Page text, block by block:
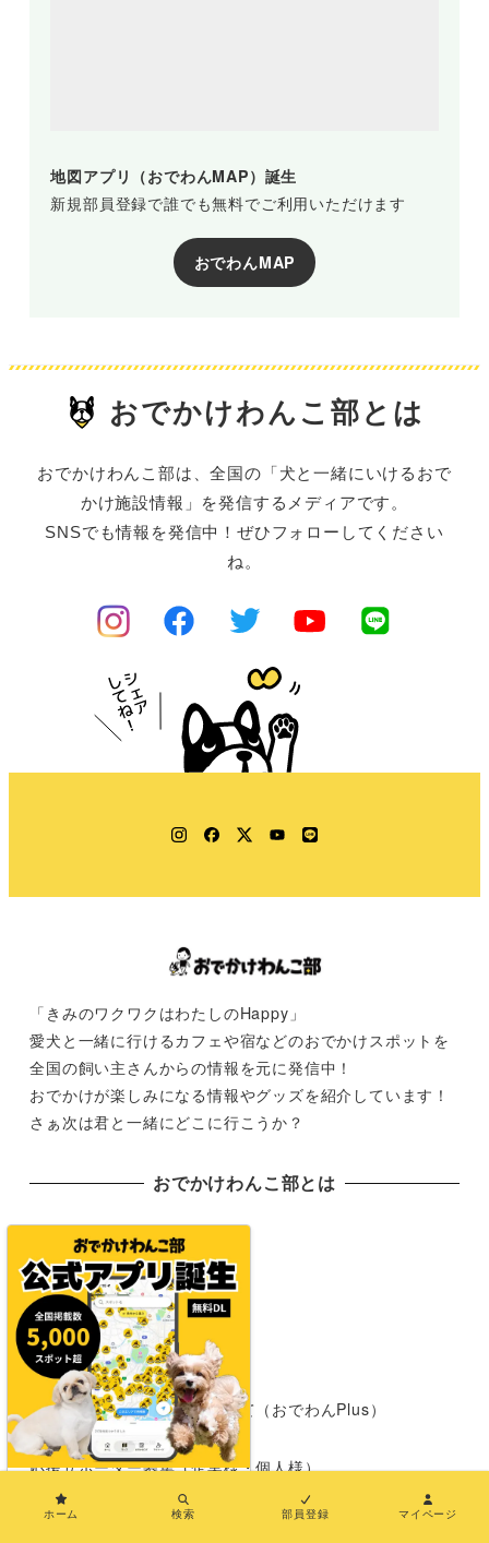
地図アプリ（おでわんMAP）誕生
新規部員登録で誰でも無料でご利用いただけます
おでわんMAP
おでかけわんこ部とは
おでかけわんこ部は、全国の「犬と一緒にいけるおで
かけ施設情報」を発信するメディアです。
SNSでも情報を発信中！ぜひフォローしてください
ね。
Instagram
Facebook
TwitterYouTube
LINE
「きみのワクワクはわたしのHappy」
愛犬と一緒に行けるカフェや宿などのおでかけスポットを
全国の飼い主さんからの情報を元に発信中！
おでかけが楽しみになる情報やグッズを紹介しています！
さぁ次は君と一緒にどこに行こうか？
おでかけわんこ部とは
おでかけわんこ部とは
おでわんMAP
PRについて（おでわんPR）
長期パートナープランについて（おでわんPlus）
応援サポーター募集（企業様・個人様）
犬とおでかけする時のマナー【 #おでわんスマートマナー
ホーム 検索 部員登録 マイページ